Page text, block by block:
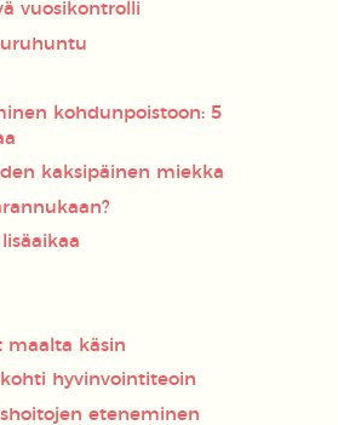
vuosikontrolli
kohdunpoistoon: 5
kaksipäinen miekka
maalta käsin
hyvinvointiteoin
eteneminen